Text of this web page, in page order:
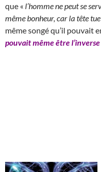
que « l’homme ne peut se
même bonheur, car la tête
même songé qu’il pouvait
pouvait même être